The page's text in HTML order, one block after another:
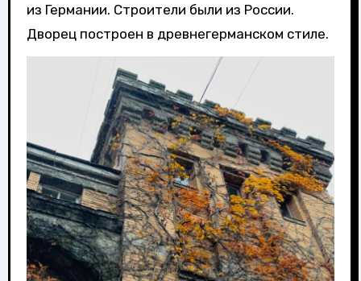
из Германии. Строители были из России.
Дворец построен в древнегерманском стиле.